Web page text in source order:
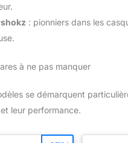
: pionniers dans les
à ne pas manquer
se démarquent
leur performance.